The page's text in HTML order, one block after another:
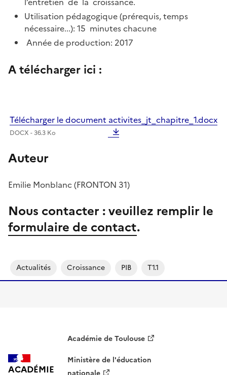
Utilisation pédagogique (prérequis, temps
nécessaire...): 15 minutes chacune
Année de production: 2017
A télécharger ici :
Télécharger le document activites_jt_chapitre_1.docx
DOCX - 36.3 Ko
Auteur
Emilie Monblanc (FRONTON 31)
Nous contacter : veuillez remplir le
formulaire de contact.
Actualités Croissance PIB T1.1
ACADÉMIE
Académie de Toulouse
Ministère de l'éducation